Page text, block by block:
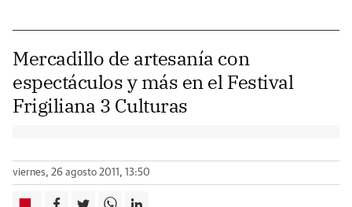
Mercadillo de artesanía con
espectáculos y más en el Festival
Frigiliana 3 Culturas
viernes, 26 agosto 2011, 13:50